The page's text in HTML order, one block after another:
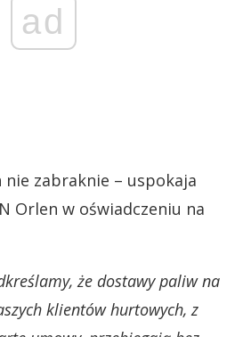
ad
nie zabraknie – uspokaja
Orlen w oświadczeniu na
że dostawy paliw na
klientów hurtowych, z